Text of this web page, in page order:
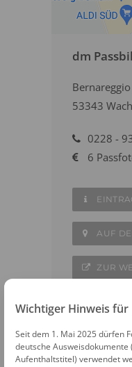
dm
Bernareggio
53343
0228 -
6
AUF
ZUR
WEITERE
Wichtiger Hinweis
Seit dem 1. Mai 2025 dürfen
deutsche Ausweisdokumente
Aufenthaltstitel) verwendet